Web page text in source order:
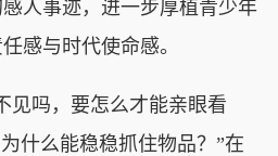
人事迹，进一步厚植青少年
感与时代使命感。
吗，要怎么才能亲眼看
什么能稳稳抓住物品？”在